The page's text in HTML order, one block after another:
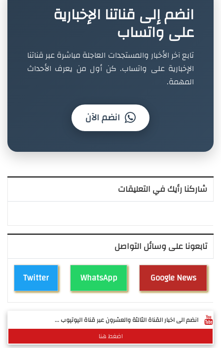
انضم إلى قناتنا الإخبارية
على واتساب
تابع آخر الأخبار والمستجدات العاجلة مباشرة عبر قناتنا
الإخبارية على واتساب. كن أول من يعرف الأحداث
المهمة.
انضم الآن
شاركنا رأيك في التعليقات
تابعونا على وسائل التواصل
Twitter WhatsApp Google News
انضم الى اخبار القناة الثالثة والعشرون عبر قناة اليوتيوب ...
اضغط هنا